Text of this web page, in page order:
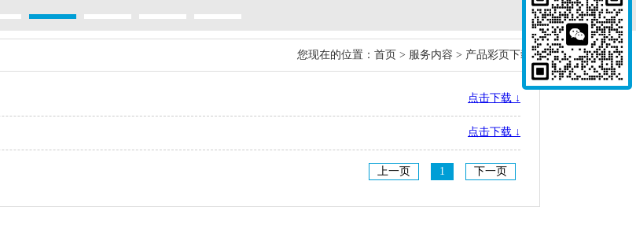
您现在的位置： 首页 > 服务内容 > 产品彩页下载
点击下载 ↓
点击下载 ↓
上一页 1 下一页